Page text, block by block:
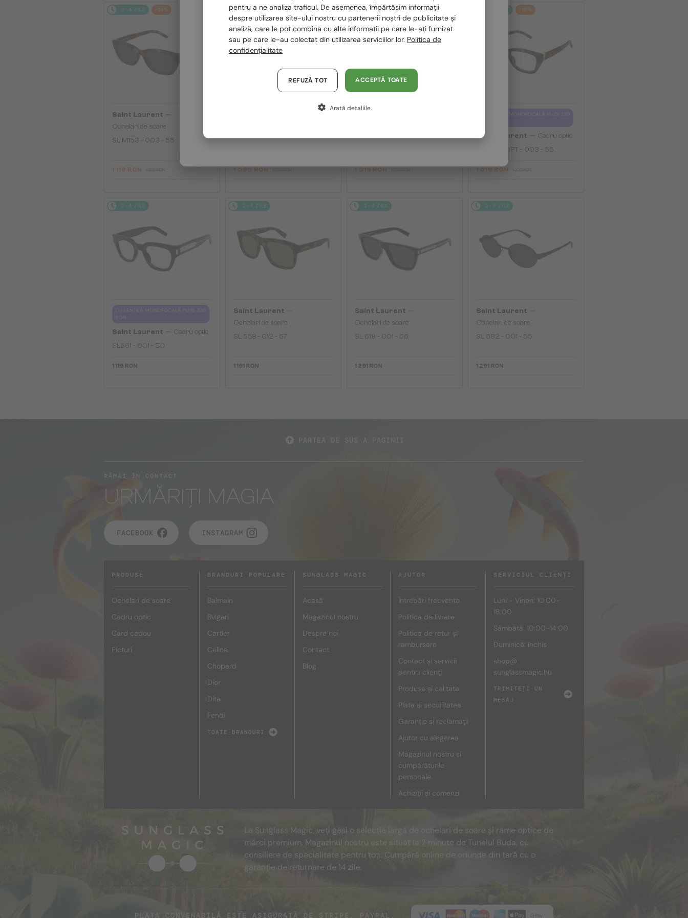
2-4 ZILE -14%
Saint Laurent
Ochelari de soare
SL M153 - 003 - 55
1 119 RON
2-4 ZILE -10%
1 090 RON
2-4 ZILE -16%
1 019 RON
-16%
Saint Laurent
Cadru optic
SL M153 OPT - 003 - 55
1 019 RON
2-4 ZILE
Saint Laurent
Cadru optic
SL661 - 001 - 50
1 119 RON
2-4 ZILE
Saint Laurent
Ochelari de soare
SL 558 - 012 - 57
1 191 RON
2-4 ZILE
Saint Laurent
Ochelari de soare
SL 619 - 001 - 56
1 291 RON
2-4 ZILE
Saint Laurent
Ochelari de soare
SL 692 - 001 - 55
1 291 RON
RĂMÂI ÎN CONTACT
URMĂRIȚI MAGIA
FACEBOOK INSTAGRAM
PRODUSE
Ochelari de soare
Cadru optic
Card cadou
Picturi
BRANDURI POPULARE
Balmain
Bvlgari
Cartier
Celine
Chopard
Dior
Dita
Fendi
TOATE BRANDURI
SUNGLASS MAGIC
Acasă
Magazinul nostru
Despre noi
Contact
Blog
AJUTOR
Întrebări frecvente
Politica de livrare
Politica de retur și
rambursare
Contact și servicii
pentru clienți
Produse și calitate
Plata și securitatea
Garanție și reclamații
Ajutor cu alegerea
Magazinul nostru și
cumpărăturile
personale
Achiziții și comenzi
SERVICIUL CLIENȚI
Luni - Vineri: 10:00-
18:00
Sâmbătă: 10:00-14:00
Duminică: închis
shop@
sunglassmagic.hu
TRIMITEȚI UN
MESAJ
La Sunglass Magic, veți găsi o selecție largă de ochelari de soare și rame optice de
mărci premium. Magazinul nostru este situat la 2 minute de Tunelul Buda, cu
consiliere de specialitate pentru toți. Cumpără online de oriunde din țară cu o
garanție de returnare de 14 zile.
PLATA CONVENABILĂ ESTE ASIGURATĂ DE STRIPE, PAYPAL.
România / RO
Polska / PL
Magyarország / HU
Austria / AT
pentru a ne analiza traficul. De asemenea, împărtășim informații
despre utilizarea site-ului nostru cu partenerii noștri de publicitate și
analiză, care le pot combina cu alte informații pe care le-ați furnizat
sau pe care le-au colectat din utilizarea serviciilor lor. Politica de
confidențialitate
ACCEPTĂ TOATE
REFUZĂ TOT
Arată detaliile